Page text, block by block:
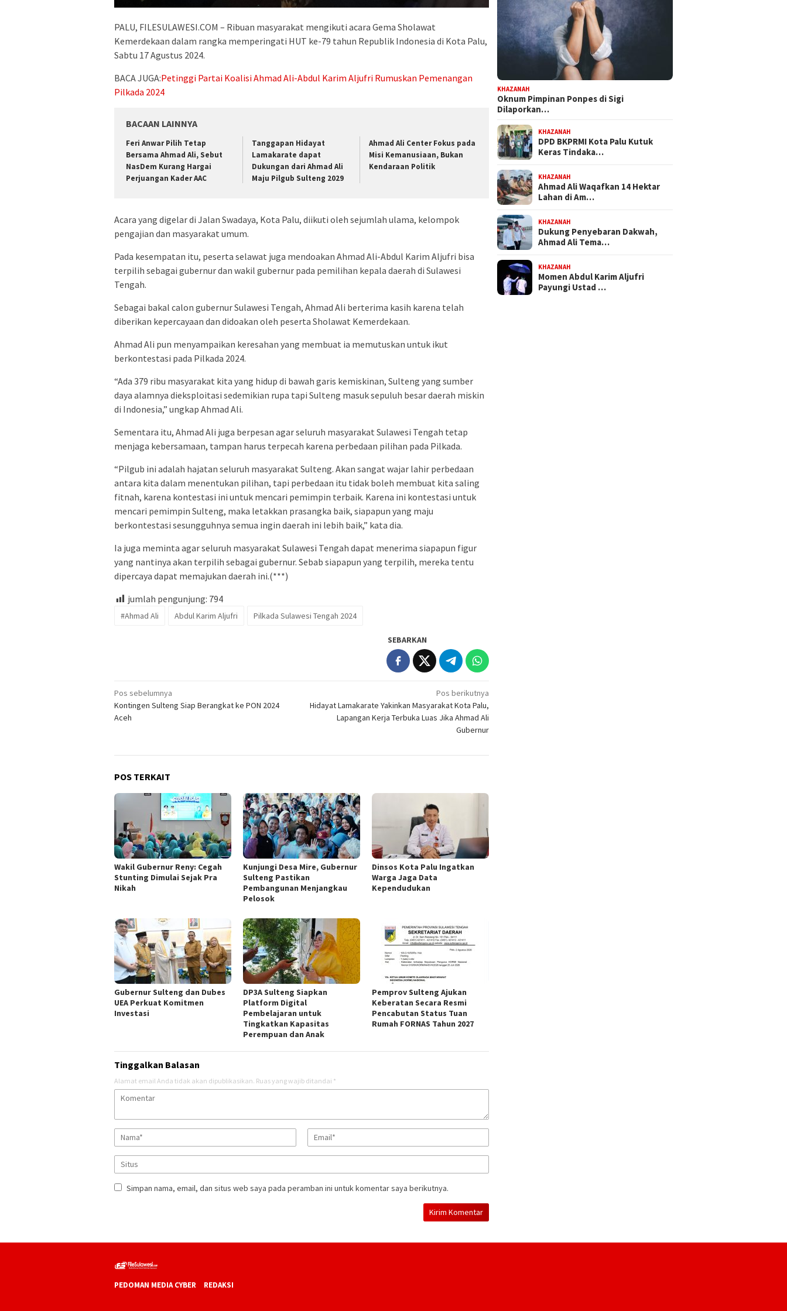
PALU, FILESULAWESI.COM – Ribuan masyarakat mengikuti acara Gema Sholawat
Kemerdekaan dalam rangka memperingati HUT ke-79 tahun Republik Indonesia di Kota Palu,
Sabtu 17 Agustus 2024.
BACA JUGA:Petinggi Partai Koalisi Ahmad Ali-Abdul Karim Aljufri Rumuskan Pemenangan
Pilkada 2024
BACAAN LAINNYA
Feri Anwar Pilih Tetap
Bersama Ahmad Ali, Sebut
NasDem Kurang Hargai
Perjuangan Kader AAC
Tanggapan Hidayat
Lamakarate dapat
Dukungan dari Ahmad Ali
Maju Pilgub Sulteng 2029
Ahmad Ali Center Fokus pada
Misi Kemanusiaan, Bukan
Kendaraan Politik
Acara yang digelar di Jalan Swadaya, Kota Palu, diikuti oleh sejumlah ulama, kelompok
pengajian dan masyarakat umum.
Pada kesempatan itu, peserta selawat juga mendoakan Ahmad Ali-Abdul Karim Aljufri bisa
terpilih sebagai gubernur dan wakil gubernur pada pemilihan kepala daerah di Sulawesi
Tengah.
Sebagai bakal calon gubernur Sulawesi Tengah, Ahmad Ali berterima kasih karena telah
diberikan kepercayaan dan didoakan oleh peserta Sholawat Kemerdekaan.
Ahmad Ali pun menyampaikan keresahan yang membuat ia memutuskan untuk ikut
berkontestasi pada Pilkada 2024.
“Ada 379 ribu masyarakat kita yang hidup di bawah garis kemiskinan, Sulteng yang sumber
daya alamnya dieksploitasi sedemikian rupa tapi Sulteng masuk sepuluh besar daerah miskin
di Indonesia,” ungkap Ahmad Ali.
Sementara itu, Ahmad Ali juga berpesan agar seluruh masyarakat Sulawesi Tengah tetap
menjaga kebersamaan, tampan harus terpecah karena perbedaan pilihan pada Pilkada.
“Pilgub ini adalah hajatan seluruh masyarakat Sulteng. Akan sangat wajar lahir perbedaan
antara kita dalam menentukan pilihan, tapi perbedaan itu tidak boleh membuat kita saling
fitnah, karena kontestasi ini untuk mencari pemimpin terbaik. Karena ini kontestasi untuk
mencari pemimpin Sulteng, maka letakkan prasangka baik, siapapun yang maju
berkontestasi sesungguhnya semua ingin daerah ini lebih baik,” kata dia.
Ia juga meminta agar seluruh masyarakat Sulawesi Tengah dapat menerima siapapun figur
yang nantinya akan terpilih sebagai gubernur. Sebab siapapun yang terpilih, mereka tentu
dipercaya dapat memajukan daerah ini.(***)
jumlah pengunjung: 794
#Ahmad Ali Abdul Karim Aljufri Pilkada Sulawesi Tengah 2024
SEBARKAN
Navigasi
pos
Pos sebelumnya
Kontingen Sulteng Siap Berangkat ke PON 2024
Aceh
Pos berikutnya
Hidayat Lamakarate Yakinkan Masyarakat Kota Palu,
Lapangan Kerja Terbuka Luas Jika Ahmad Ali
Gubernur
POS TERKAIT
Wakil Gubernur Reny: Cegah
Stunting Dimulai Sejak Pra
Nikah
Kunjungi Desa Mire, Gubernur
Sulteng Pastikan
Pembangunan Menjangkau
Pelosok
Dinsos Kota Palu Ingatkan
Warga Jaga Data
Kependudukan
Gubernur Sulteng dan Dubes
UEA Perkuat Komitmen
Investasi
DP3A Sulteng Siapkan
Platform Digital
Pembelajaran untuk
Tingkatkan Kapasitas
Perempuan dan Anak
Pemprov Sulteng Ajukan
Keberatan Secara Resmi
Pencabutan Status Tuan
Rumah FORNAS Tahun 2027
Tinggalkan Balasan
Alamat email Anda tidak akan dipublikasikan. Ruas yang wajib ditandai *
Simpan nama, email, dan situs web saya pada peramban ini untuk komentar saya berikutnya.
KHAZANAH
Oknum Pimpinan Ponpes di Sigi
Dilaporkan…
KHAZANAH
DPD BKPRMI Kota Palu Kutuk
Keras Tindaka…
KHAZANAH
Ahmad Ali Waqafkan 14 Hektar
Lahan di Am…
KHAZANAH
Dukung Penyebaran Dakwah,
Ahmad Ali Tema…
KHAZANAH
Momen Abdul Karim Aljufri
Payungi Ustad …
PEDOMAN MEDIA CYBER REDAKSI